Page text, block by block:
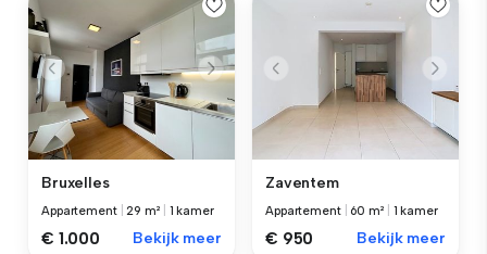
Bruxelles
Appartement |29 m² 1 kamer
€ 1.000 Bekijk meer
Zaventem
Appartement 60 m² 1 kamer
€ 950 Bekijk meer